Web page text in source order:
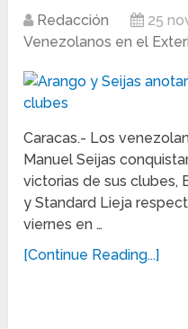
Redacción 25
Venezolanos en el
Caracas.- Los
Manuel Seijas
victorias de sus clubes,
y Standard Lieja
viernes en …
[Continue Reading...]